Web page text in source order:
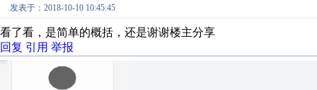
发表于：2018-10-10 10:45:45
看了看，是简单的概括，还是谢谢楼主分享
回复 引用 举报